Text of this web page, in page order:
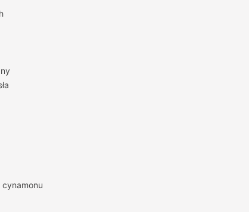
cynamonu